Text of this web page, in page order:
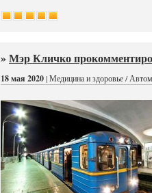
»Мэр Кличко
18 мая 2020| Медицина и здоровье /